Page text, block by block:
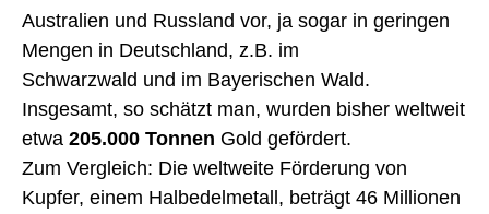
Australien und Russland vor, ja sogar in geringen
Mengen in Deutschland, z.B. im
Schwarzwald und im Bayerischen Wald.
Insgesamt, so schätzt man, wurden bisher weltweit
etwa 205.000 Tonnen Gold gefördert.
Zum Vergleich: Die weltweite Förderung von
Kupfer, einem Halbedelmetall, beträgt 46 Millionen